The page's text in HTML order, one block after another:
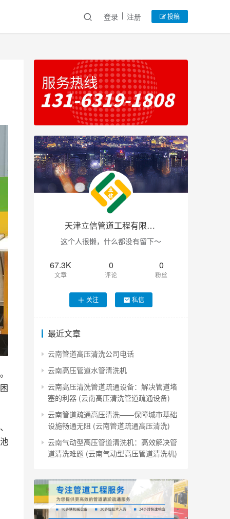
登录 注册 投稿
天津立信管道工程有限公司
这个人很懒，什么都没有留下～
67.3K
文章
0
评论
0
粉丝
关注 私信
最近文章
云南管道高压清洗公司电话
云南高压管道水管清洗机
云南高压清洗管道疏通设备：解决管道堵
塞的利器 (云南高压清洗管道疏通设备)
云南管道疏通高压清洗——保障城市基础
设施畅通无阻 (云南管道疏通高压清洗)
云南气动型高压管道清洗机：高效解决管
道清洗难题 (云南气动型高压管道清洗机)